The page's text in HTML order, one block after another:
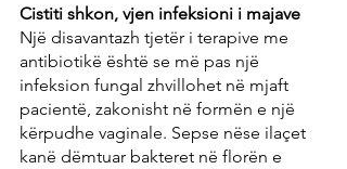
Cistiti shkon, vjen infeksioni i majave
Një disavantazh tjetër i terapive me
antibiotikë është se më pas një
infeksion fungal zhvillohet në mjaft
pacientë, zakonisht në formën e një
kërpudhe vaginale. Sepse nëse ilaçet
kanë dëmtuar bakteret në florën e